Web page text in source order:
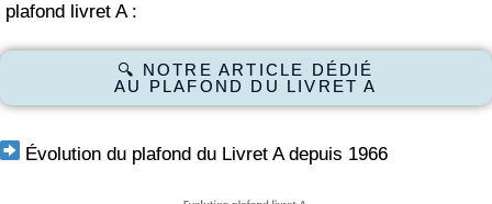
plafond livret A :
🔍 NOTRE ARTICLE DÉDIÉ
AU PLAFOND DU LIVRET A
Évolution du plafond du Livret A depuis 1966